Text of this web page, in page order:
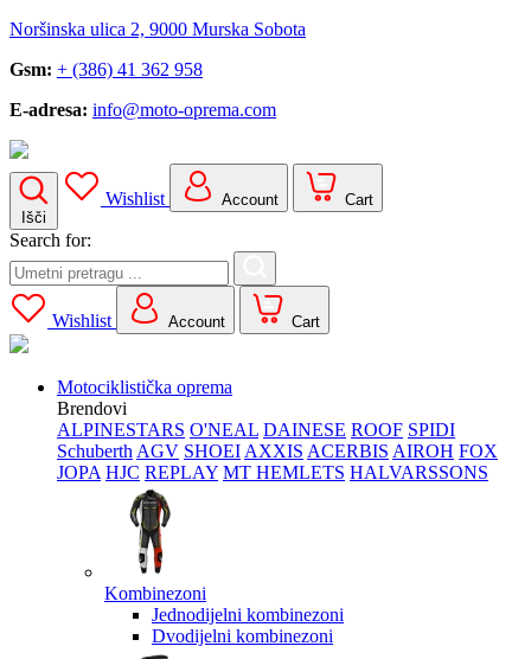
Noršinska ulica 2, 9000 Murska Sobota
Gsm: + (386) 41 362 958
E-adresa: info@moto-oprema.com
Išči
Wishlist Account Cart
Search for:
Wishlist Account Cart
Motociklistička oprema
Brendovi
ALPINESTARS O'NEAL DAINESE ROOF SPIDI
Schuberth AGV SHOEI AXXIS ACERBIS AIROH FOX
JOPA HJC REPLAY MT HEMLETS HALVARSSONS
Kombinezoni
Jednodijelni kombinezoni
Dvodijelni kombinezoni